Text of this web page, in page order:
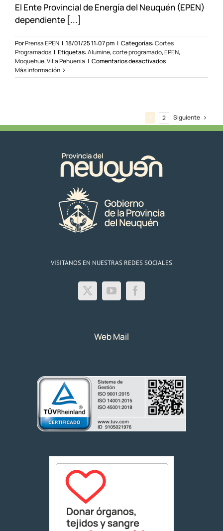
El Ente Provincial de Energía del Neuquén (EPEN)
dependiente [...]
PorPrensa EPEN | 18/01/25 11:07 pm | Categorías:Cortes
Programados | Etiquetas:Alumine,corte programado,EPEN,
Moquehue,Villa Pehuenia | Comentarios desactivadosen
programado
Pehuenia
y
Moquehue
Más información
1 2 Siguiente
VISITANOS EN NUESTRAS REDES SOCIALES
Web Mail